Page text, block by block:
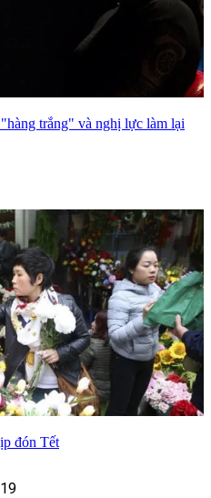
trắng" và nghị lực làm lại
đón Tết